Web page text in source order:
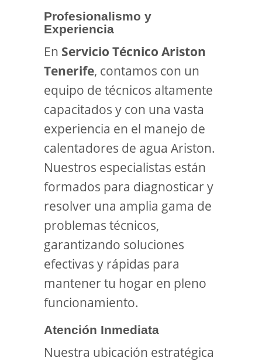
Profesionalismo y
Experiencia
En Servicio Técnico Ariston
Tenerife, contamos con un
equipo de técnicos altamente
capacitados y con una vasta
experiencia en el manejo de
calentadores de agua Ariston.
Nuestros especialistas están
formados para diagnosticar y
resolver una amplia gama de
problemas técnicos,
garantizando soluciones
efectivas y rápidas para
mantener tu hogar en pleno
funcionamiento.
Atención Inmediata
Nuestra ubicación estratégica